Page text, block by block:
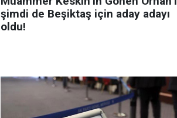
şimdi de Beşiktaş için aday adayı
oldu!